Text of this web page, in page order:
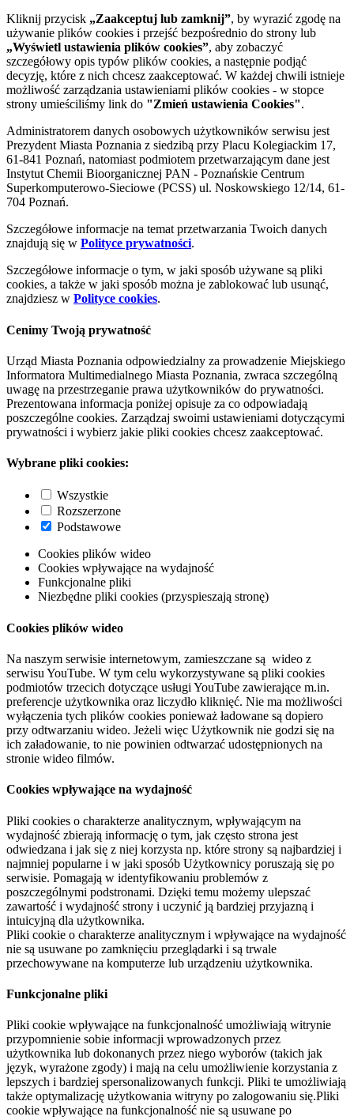
Kliknij przycisk „Zaakceptuj lub zamknij”, by wyrazić zgodę na
używanie plików cookies i przejść bezpośrednio do strony lub
„Wyświetl ustawienia plików cookies”, aby zobaczyć
szczegółowy opis typów plików cookies, a następnie podjąć
decyzję, które z nich chcesz zaakceptować. W każdej chwili istnieje
możliwość zarządzania ustawieniami plików cookies - w stopce
strony umieściliśmy link do "Zmień ustawienia Cookies".
Administratorem danych osobowych użytkowników serwisu jest
Prezydent Miasta Poznania z siedzibą przy Placu Kolegiackim 17,
61-841 Poznań, natomiast podmiotem przetwarzającym dane jest
Instytut Chemii Bioorganicznej PAN - Poznańskie Centrum
Superkomputerowo-Sieciowe (PCSS) ul. Noskowskiego 12/14, 61-
704 Poznań.
Szczegółowe informacje na temat przetwarzania Twoich danych
znajdują się w Polityce prywatności.
Szczegółowe informacje o tym, w jaki sposób używane są pliki
cookies, a także w jaki sposób można je zablokować lub usunąć,
znajdziesz w Polityce cookies.
Cenimy Twoją prywatność
Urząd Miasta Poznania odpowiedzialny za prowadzenie Miejskiego
Informatora Multimedialnego Miasta Poznania, zwraca szczególną
uwagę na przestrzeganie prawa użytkowników do prywatności.
Prezentowana informacja poniżej opisuje za co odpowiadają
poszczególne cookies. Zarządzaj swoimi ustawieniami dotyczącymi
prywatności i wybierz jakie pliki cookies chcesz zaakceptować.
Wybrane pliki cookies:
Wszystkie
Rozszerzone
Podstawowe
Cookies plików wideo
Cookies wpływające na wydajność
Funkcjonalne pliki
Niezbędne pliki cookies (przyspieszają stronę)
Cookies plików wideo
Na naszym serwisie internetowym, zamieszczane są wideo z
serwisu YouTube. W tym celu wykorzystywane są pliki cookies
podmiotów trzecich dotyczące usługi YouTube zawierające m.in.
preferencje użytkownika oraz liczydło kliknięć. Nie ma możliwości
wyłączenia tych plików cookies ponieważ ładowane są dopiero
przy odtwarzaniu wideo. Jeżeli więc Użytkownik nie godzi się na
ich załadowanie, to nie powinien odtwarzać udostępnionych na
stronie wideo filmów.
Cookies wpływające na wydajność
Pliki cookies o charakterze analitycznym, wpływającym na
wydajność zbierają informację o tym, jak często strona jest
odwiedzana i jak się z niej korzysta np. które strony są najbardziej i
najmniej popularne i w jaki sposób Użytkownicy poruszają się po
serwisie. Pomagają w identyfikowaniu problemów z
poszczególnymi podstronami. Dzięki temu możemy ulepszać
zawartość i wydajność strony i uczynić ją bardziej przyjazną i
intuicyjną dla użytkownika.
Pliki cookie o charakterze analitycznym i wpływające na wydajność
nie są usuwane po zamknięciu przeglądarki i są trwale
przechowywane na komputerze lub urządzeniu użytkownika.
Funkcjonalne pliki
Pliki cookie wpływające na funkcjonalność umożliwiają witrynie
przypomnienie sobie informacji wprowadzonych przez
użytkownika lub dokonanych przez niego wyborów (takich jak
język, wyrażone zgody) i mają na celu umożliwienie korzystania z
lepszych i bardziej spersonalizowanych funkcji. Pliki te umożliwiają
także optymalizację użytkowania witryny po zalogowaniu się.Pliki
cookie wpływające na funkcjonalność nie są usuwane po